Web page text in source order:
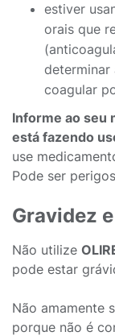
estiver
orais que
determinar
coagular
Informe ao seu
está fazendo
use
Pode ser
Gravidez
Não utilize
pode estar
Não amamente
porque não é